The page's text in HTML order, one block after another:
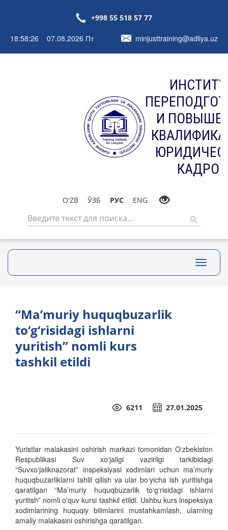
+998 55 518 57 77
18:58:27 07.08.2026 Пт minjusttraining@adliya.uz
И
КАДРОВ
O'ZB ЎЗБ РУС ENG
Toggle
“Ma’muriy huquqbuzarlik
to‘g‘risidagi ishlarni
yuritish” nomli kurs
tashkil etildi
27.01.2025
6211
Yuristlar malakasini oshirish markazi tomonidan O‘zbekiston
Respublikasi Suv xo‘jaligi vazirligi tarkibidagi
“Suvxo‘jaliknazorat” inspeksiyasi xodimlari uchun ma’muriy
huquqbuzarliklarni tahlil qilish va ular bo‘yicha ish yuritishga
qaratilgan “Ma’muriy huquqbuzarlik to‘g‘risidagi ishlarni
yuritish” nomli o'quv kursi tashkil etildi. Ushbu kurs inspeksiya
xodimlarining huquqiy bilimlarini mustahkamlash, ularning
amaliy malakasini oshirishga qaratilgan.